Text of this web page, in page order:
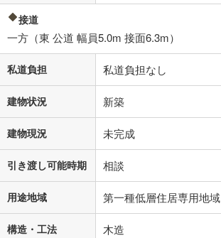
接道
一方（東 公道 幅員5.0m 接面6.3m）
私道負担 私道負担なし
建物状況 新築
建物現況 未完成
引き渡し可能時期 相談
用途地域 第一種低層住居専用地域
構造・工法 木造